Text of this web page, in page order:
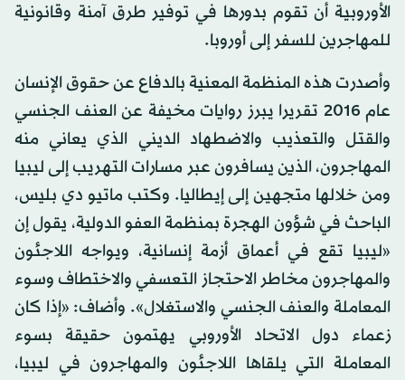
الأوروبية أن تقوم بدورها في توفير طرق آمنة وقانونية
للمهاجرين للسفر إلى أوروبا.
وأصدرت هذه المنظمة المعنية بالدفاع عن حقوق الإنسان
عام 2016 تقريرا يبرز روايات مخيفة عن العنف الجنسي
والقتل والتعذيب والاضطهاد الديني الذي يعاني منه
المهاجرون، الذين يسافرون عبر مسارات التهريب إلى ليبيا
ومن خلالها متجهين إلى إيطاليا. وكتب ماتيو دي بليس،
الباحث في شؤون الهجرة بمنظمة العفو الدولية، يقول إن
«ليبيا تقع في أعماق أزمة إنسانية، ويواجه اللاجئون
والمهاجرون مخاطر الاحتجاز التعسفي والاختطاف وسوء
المعاملة والعنف الجنسي والاستغلال». وأضاف: «إذا كان
زعماء دول الاتحاد الأوروبي يهتمون حقيقة بسوء
المعاملة التي يلقاها اللاجئون والمهاجرون في ليبيا،